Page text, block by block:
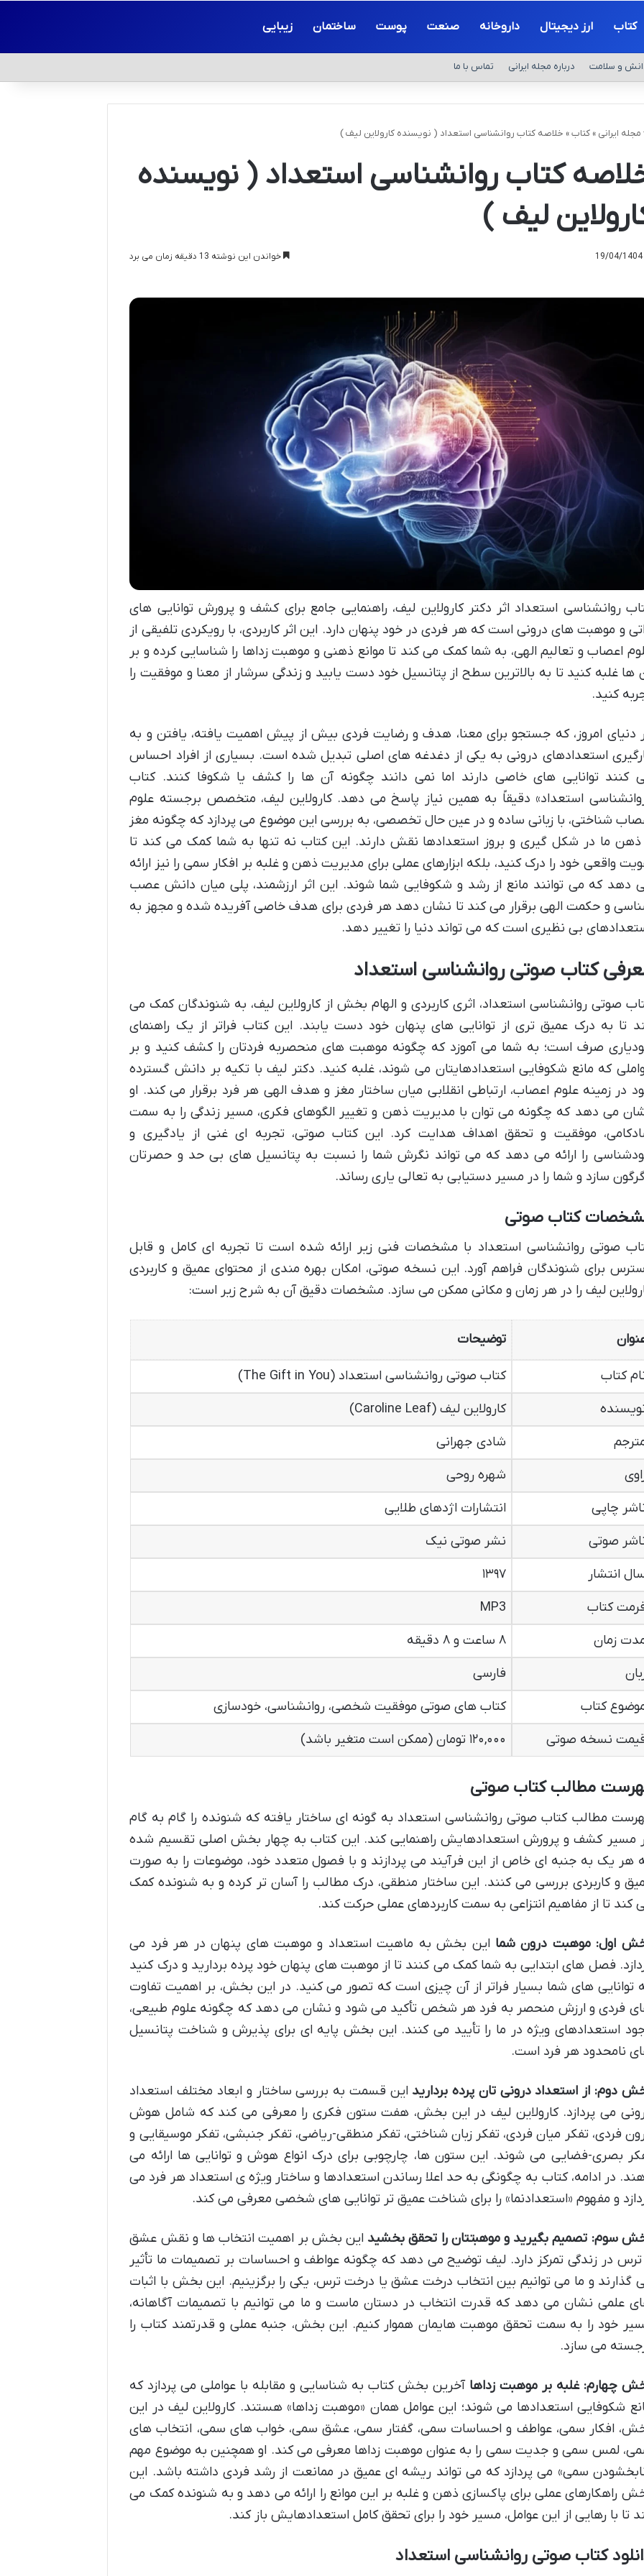
کتاب ارز دیجیتال داروخانه صنعت پوست ساختمان زیبایی
و سلامت درباره مجله ایرانی تماس با ما
مجله ایرانی » کتاب» خلاصه کتاب روانشناسی استعداد ( نویسنده کارولاین لیف )
کتاب روانشناسی استعداد ( نویسنده
لیف )
19/04/1404 خواندن این نوشته 13 دقیقه زمان می برد
روانشناسی استعداد اثر دکتر کارولاین لیف، راهنمایی جامع برای کشف و پرورش توانایی های
و موهبت های درونی است که هر فردی در خود پنهان دارد. این اثر کاربردی، با رویکردی تلفیقی از
اعصاب و تعالیم الهی، به شما کمک می کند تا موانع ذهنی و موهبت زداها را شناسایی کرده و بر
ها غلبه کنید تا به بالاترین سطح از پتانسیل خود دست یابید و زندگی سرشار از معنا و موفقیت را
کنید.
دنیای امروز، که جستجو برای معنا، هدف و رضایت فردی بیش از پیش اهمیت یافته، یافتن و به
استعدادهای درونی به یکی از دغدغه های اصلی تبدیل شده است. بسیاری از افراد احساس
کنند توانایی های خاصی دارند اما نمی دانند چگونه آن ها را کشف یا شکوفا کنند. کتاب
استعداد» دقیقاً به همین نیاز پاسخ می دهد. کارولاین لیف، متخصص برجسته علوم
شناختی، با زبانی ساده و در عین حال تخصصی، به بررسی این موضوع می پردازد که چگونه مغز
ما در شکل گیری و بروز استعدادها نقش دارند. این کتاب نه تنها به شما کمک می کند تا
واقعی خود را درک کنید، بلکه ابزارهای عملی برای مدیریت ذهن و غلبه بر افکار سمی را نیز ارائه
دهد که می توانند مانع از رشد و شکوفایی شما شوند. این اثر ارزشمند، پلی میان دانش عصب
و حکمت الهی برقرار می کند تا نشان دهد هر فردی برای هدف خاصی آفریده شده و مجهز به
بی نظیری است که می تواند دنیا را تغییر دهد.
کتاب صوتی روانشناسی استعداد
صوتی روانشناسی استعداد، اثری کاربردی و الهام بخش از کارولاین لیف، به شنوندگان کمک می
تا به درک عمیق تری از توانایی های پنهان خود دست یابند. این کتاب فراتر از یک راهنمای
صرف است؛ به شما می آموزد که چگونه موهبت های منحصربه فردتان را کشف کنید و بر
که مانع شکوفایی استعدادهایتان می شوند، غلبه کنید. دکتر لیف با تکیه بر دانش گسترده
در زمینه علوم اعصاب، ارتباطی انقلابی میان ساختار مغز و هدف الهی هر فرد برقرار می کند. او
می دهد که چگونه می توان با مدیریت ذهن و تغییر الگوهای فکری، مسیر زندگی را به سمت
موفقیت و تحقق اهداف هدایت کرد. این کتاب صوتی، تجربه ای غنی از یادگیری و
را ارائه می دهد که می تواند نگرش شما را نسبت به پتانسیل های بی حد و حصرتان
سازد و شما را در مسیر دستیابی به تعالی یاری رساند.
کتاب صوتی
صوتی روانشناسی استعداد با مشخصات فنی زیر ارائه شده است تا تجربه ای کامل و قابل
برای شنوندگان فراهم آورد. این نسخه صوتی، امکان بهره مندی از محتوای عمیق و کاربردی
لیف را در هر زمان و مکانی ممکن می سازد. مشخصات دقیق آن به شرح زیر است:
توضیحات
کتاب
کتاب صوتی روانشناسی استعداد (The Gift in You)
کارولاین لیف (Caroline Leaf)
شادی جهرانی
شهره روحی
چاپی
انتشارات اژدهای طلایی
صوتی
نشر صوتی نیک
انتشار
۱۳۹۷
کتاب
MP3
زمان
۸ ساعت و ۸ دقیقه
فارسی
کتاب
کتاب های صوتی موفقیت شخصی، روانشناسی، خودسازی
نسخه صوتی
۱۲۰,۰۰۰ تومان (ممکن است متغیر باشد)
مطالب کتاب صوتی
مطالب کتاب صوتی روانشناسی استعداد به گونه ای ساختار یافته که شنونده را گام به گام
مسیر کشف و پرورش استعدادهایش راهنمایی کند. این کتاب به چهار بخش اصلی تقسیم شده
هر یک به جنبه ای خاص از این فرآیند می پردازند و با فصول متعدد خود، موضوعات را به صورت
و کاربردی بررسی می کنند. این ساختار منطقی، درک مطالب را آسان تر کرده و به شنونده کمک
کند تا از مفاهیم انتزاعی به سمت کاربردهای عملی حرکت کند.
اول: موهبت درون شما این بخش به ماهیت استعداد و موهبت های پنهان در هر فرد می
فصل های ابتدایی به شما کمک می کنند تا از موهبت های پنهان خود پرده بردارید و درک کنید
توانایی های شما بسیار فراتر از آن چیزی است که تصور می کنید. در این بخش، بر اهمیت تفاوت
فردی و ارزش منحصر به فرد هر شخص تأکید می شود و نشان می دهد که چگونه علوم طبیعی،
استعدادهای ویژه در ما را تأیید می کنند. این بخش پایه ای برای پذیرش و شناخت پتانسیل
نامحدود هر فرد است.
دوم: از استعداد درونی تان پرده بردارید این قسمت به بررسی ساختار و ابعاد مختلف استعداد
می پردازد. کارولاین لیف در این بخش، هفت ستون فکری را معرفی می کند که شامل هوش
فردی، تفکر میان فردی، تفکر زبان شناختی، تفکر منطقی-ریاضی، تفکر جنبشی، تفکر موسیقایی و
بصری-فضایی می شوند. این ستون ها، چارچوبی برای درک انواع هوش و توانایی ها ارائه می
در ادامه، کتاب به چگونگی به حد اعلا رساندن استعدادها و ساختار ویژه ی استعداد هر فرد می
و مفهوم «استعدادنما» را برای شناخت عمیق تر توانایی های شخصی معرفی می کند.
سوم: تصمیم بگیرید و موهبتتان را تحقق بخشید این بخش بر اهمیت انتخاب ها و نقش عشق
در زندگی تمرکز دارد. لیف توضیح می دهد که چگونه عواطف و احساسات بر تصمیمات ما تأثیر
گذارند و ما می توانیم بین انتخاب درخت عشق یا درخت ترس، یکی را برگزینیم. این بخش با اثبات
علمی نشان می دهد که قدرت انتخاب در دستان ماست و ما می توانیم با تصمیمات آگاهانه،
خود را به سمت تحقق موهبت هایمان هموار کنیم. این بخش، جنبه عملی و قدرتمند کتاب را
می سازد.
چهارم: غلبه بر موهبت زداها آخرین بخش کتاب به شناسایی و مقابله با عواملی می پردازد که
شکوفایی استعدادها می شوند؛ این عوامل همان «موهبت زداها» هستند. کارولاین لیف در این
افکار سمی، عواطف و احساسات سمی، گفتار سمی، عشق سمی، خواب های سمی، انتخاب های
لمس سمی و جدیت سمی را به عنوان موهبت زداها معرفی می کند. او همچنین به موضوع مهم
سمی» می پردازد که می تواند ریشه ای عمیق در ممانعت از رشد فردی داشته باشد. این
راهکارهای عملی برای پاکسازی ذهن و غلبه بر این موانع را ارائه می دهد و به شنونده کمک می
تا با رهایی از این عوامل، مسیر خود را برای تحقق کامل استعدادهایش باز کند.
کتاب صوتی روانشناسی استعداد